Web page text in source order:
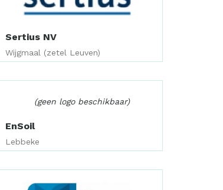
Sertius NV
Wijgmaal (zetel Leuven)
(geen logo beschikbaar)
EnSoil
Lebbeke